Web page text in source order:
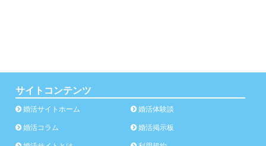
サイトコンテンツ
婚活サイトホーム 婚活体験談
婚活コラム 婚活掲示板